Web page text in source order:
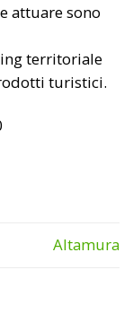
attuare sono
territoriale
turistici.
Altamura